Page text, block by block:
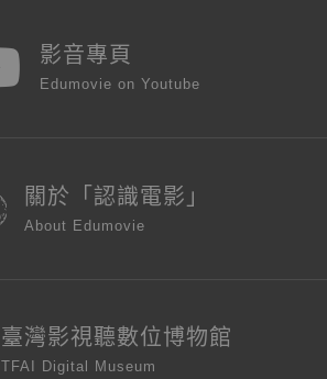
影音專頁
Edumovie on Youtube
關於「認識電影」
About Edumovie
臺灣影視聽數位博物館
TFAI Digital Museum